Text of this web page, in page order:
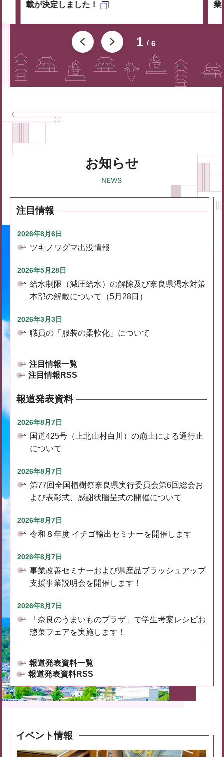
1 6
載が決定しました！
業
お知らせ
注目情報
2026年8月6日
ツキノワグマ出没情報
2026年5月28日
給水制限（減圧給水）の解除及び奈良県渇水対策
本部の解散について（5月28日）
2026年3月3日
職員の「服装の柔軟化」について
注目情報一覧
注目情報RSS
報道発表資料
2026年8月7日
国道425号（上北山村白川）の崩土による通行止
について
2026年8月7日
第77回全国植樹祭奈良県実行委員会第6回総会お
よび表彰式、感謝状贈呈式の開催について
2026年8月7日
令和８年度 イチゴ輸出セミナーを開催します
2026年8月7日
事業改善セミナーおよび県産品ブラッシュアップ
支援事業説明会を開催します！
2026年8月7日
「奈良のうまいものプラザ」で学生考案レシピお
惣菜フェアを実施します！
報道発表資料一覧
報道発表資料RSS
イベント情報